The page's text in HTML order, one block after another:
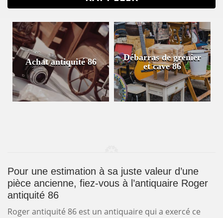
Achat antiquité 86
Débarras de grenier
et cave 86
Pour une estimation à sa juste valeur d’une
pièce ancienne, fiez-vous à l’antiquaire Roger
antiquité 86
Roger antiquité 86 est un antiquaire qui a exercé ce